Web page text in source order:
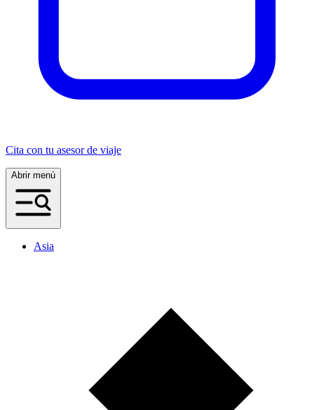
Cita con tu asesor de viaje
Abrir menú
Asia